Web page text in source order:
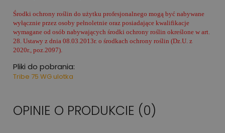
Środki ochrony roślin do użytku profesjonalnego mogą być nabywane
wyłącznie przez osoby pełnoletnie oraz posiadające kwalifikacje
wymagane od osób nabywających środki ochrony roślin określone w art.
28. Ustawy z dnia 08.03.2013r. o środkach ochrony roślin (Dz.U. z
2020r., poz.2097).
Pliki do pobrania:
Tribe 75 WG ulotka
OPINIE O PRODUKCIE (0)